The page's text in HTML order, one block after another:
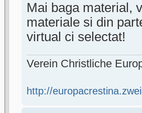
Mai baga material,
materiale si din
virtual ci selectat!
Verein Christliche
http://